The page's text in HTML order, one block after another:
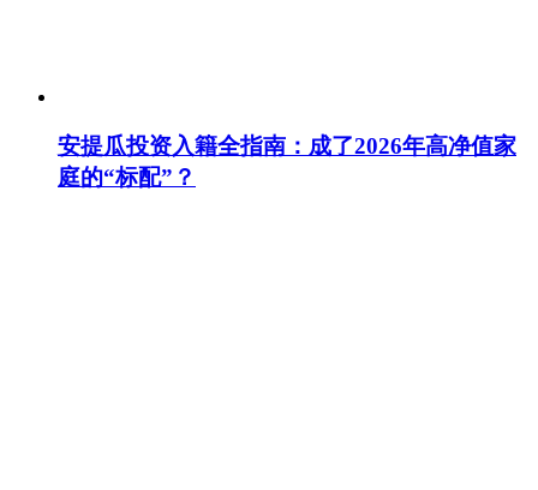
安提瓜投资入籍全指南：成了2026年高净值家
庭的“标配”？